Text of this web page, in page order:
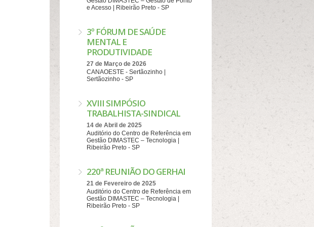
e Acesso | Ribeirão Preto - SP
3º FÓRUM DE SAÚDE
MENTAL E
PRODUTIVIDADE
27 de Março de 2026
CANAOESTE - Sertãozinho |
Sertãozinho - SP
XVIII SIMPÓSIO
TRABALHISTA-SINDICAL
14 de Abril de 2025
Auditório do Centro de Referência em
Gestão DIMASTEC – Tecnologia |
Ribeirão Preto - SP
220ª REUNIÃO DO GERHAI
21 de Fevereiro de 2025
Auditório do Centro de Referência em
Gestão DIMASTEC – Tecnologia |
Ribeirão Preto - SP